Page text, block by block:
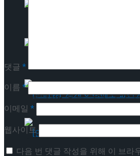
[인터뷰] 빙판 위에 피어나
[인터뷰] “세계 어디에도 없
[인터뷰] 은반 위의 예술
[인터뷰] 빙판 위에 피어나
댓글 *
이름 *
이메일 *
웹사이트
다음 번 댓글 작성을 위해 이 브라